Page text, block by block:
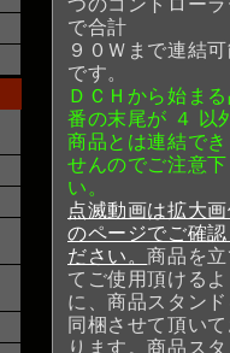
で合計
９０Ｗまで連結
です。
ＤＣＨから始ま
番の末尾が ４ 以
商品とは連結で
せんのでご注意
い。
点滅動画は拡大
のページでご確
ださい。商品を
てご使用頂ける
に、商品スタン
同梱させて頂い
ります。商品ス